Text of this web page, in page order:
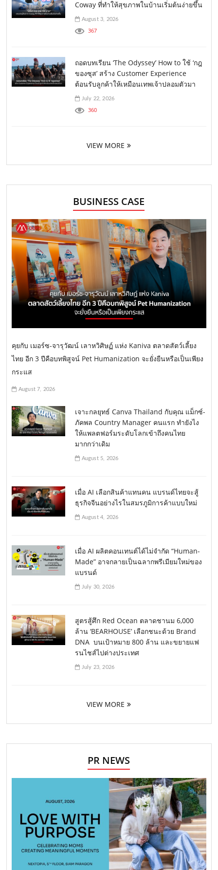
Coway ที่ทำให้สุขภาพในบ้านเริ่มต้นง่ายขึ้น
August 3, 2026
367
ถอดบทเรียน ‘The Odyssey’ How to ใช้ ‘กฎ
ของซุส’ สร้าง Customer Experience
ต้อนรับลูกค้าให้เหมือนเทพเจ้าปลอมตัวมา
July 22, 2026
360
VIEW MORE
BUSINESS CASE
คุยกับ เมอร์ซ-จารุวัฒน์ เลาหวิศิษฏ์ แห่ง Kaniva ตลาดสัตว์เลี้ยง
ไทย อีก 3 ปีคือบทพิสูจน์ Pet Humanization จะยั่งยืนหรือเป็นเพียง
กระแส
August 7, 2026
เจาะกลยุทธ์ Canva Thailand กับคุณ แม็กซ์-
ภัคพล Country Manager คนแรก ทำยังไง
ให้แพลตฟอร์มระดับโลกเข้าถึงคนไทย
มากกว่าเดิม
August 5, 2026
เมื่อ AI เลือกสินค้าแทนคน แบรนด์ไทยจะสู้
ธุรกิจจีนอย่างไรในสมรภูมิการค้าแบบใหม่
August 4, 2026
เมื่อ AI ผลิตคอนเทนต์ได้ไม่จำกัด “Human-
Made” อาจกลายเป็นฉลากพรีเมียมใหม่ของ
แบรนด์
July 30, 2026
สูตรสู้ศึก Red Ocean ตลาดชานม 6,000
ล้าน ‘BEARHOUSE’ เลือกชนะด้วย Brand
DNA บนเป้าหมาย 800 ล้าน และขยายแฟ
รนไชส์ไปต่างประเทศ
July 23, 2026
VIEW MORE
PR NEWS